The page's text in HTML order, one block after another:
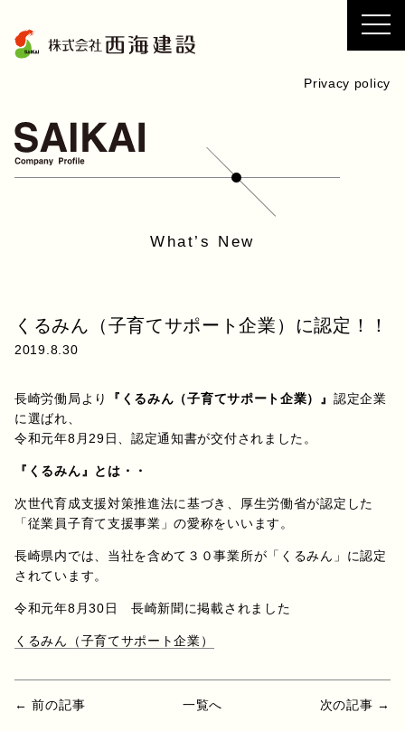
Privacy policy
What’s New
くるみん（子育てサポート企業）に認定！！
2019.8.30
長崎労働局より 『くるみん（子育てサポート企業）』 認定企業
に選ばれ、
令和元年8月29日、認定通知書が交付されました。
『くるみん』とは・・
次世代育成支援対策推進法に基づき、厚生労働省が認定した
「従業員子育て支援事業」の愛称をいいます。
長崎県内では、当社を含めて３０事業所が「くるみん」に認定
されています。
令和元年8月30日 長崎新聞に掲載されました
くるみん（子育てサポート企業）
← 前の記事 一覧へ 次の記事 →